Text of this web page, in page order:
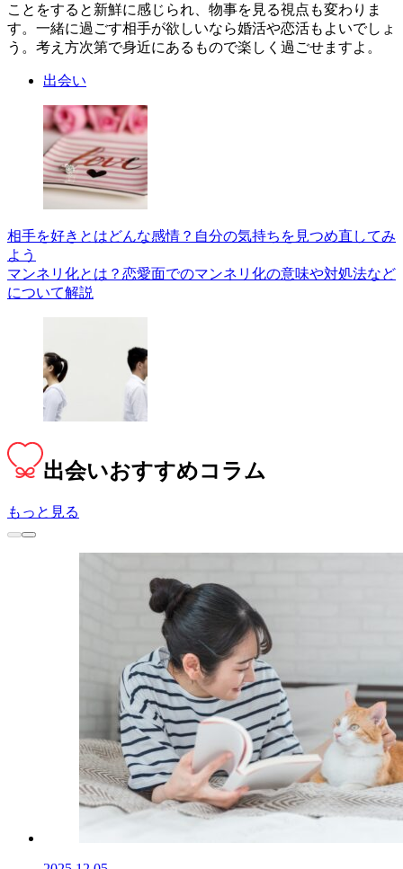
ことをすると新鮮に感じられ、物事を見る視点も変わりま
す。一緒に過ごす相手が欲しいなら婚活や恋活もよいでしょ
う。考え方次第で身近にあるもので楽しく過ごせますよ。
出会い
相手を好きとはどんな感情？自分の気持ちを見つめ直してみ
よう
マンネリ化とは？恋愛面でのマンネリ化の意味や対処法など
について解説
出会いおすすめコラム
もっと見る